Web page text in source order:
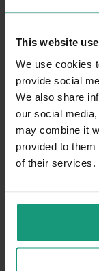
This website
We use cookies
provide social
We also share
our social
may combine it
provided to
of their services.
VET EXPERT